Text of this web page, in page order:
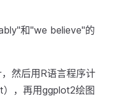
和"we believe"的
然后用R语言程序计
，再用ggplot2绘图